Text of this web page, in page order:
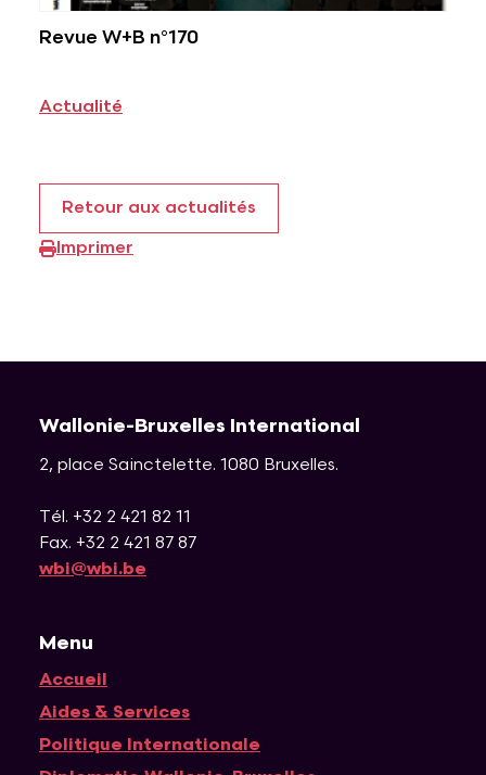
Revue W+B n°170
Actualité
Retour aux actualités
Imprimer
Wallonie-Bruxelles International
2, place Sainctelette. 1080 Bruxelles.
Tél. +32 2 421 82 11
Fax. +32 2 421 87 87
wbi@wbi.be
Menu
Accueil
Navigation principale
Aides & Services
Politique Internationale